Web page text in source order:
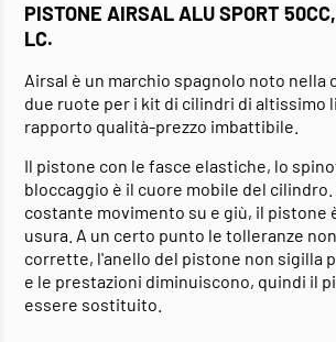
PISTONE AIRSAL ALU SPORT
LC.
Airsal è un marchio spagnolo noto nella
due ruote per i kit di cilindri di altissimo
rapporto qualità-prezzo imbattibile.
Il pistone con le fasce elastiche, lo
bloccaggio è il cuore mobile del cilindro.
costante movimento su e giù, il pistone
usura. A un certo punto le tolleranze
corrette, l'anello del pistone non sigilla
e le prestazioni diminuiscono, quindi il
essere sostituito.